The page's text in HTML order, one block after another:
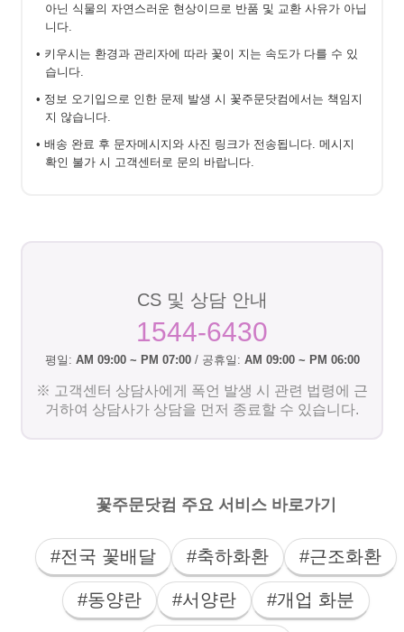
아닌 식물의 자연스러운 현상이므로 반품 및 교환 사유가 아닙
니다.
• 키우시는 환경과 관리자에 따라 꽃이 지는 속도가 다를 수 있
습니다.
• 정보 오기입으로 인한 문제 발생 시 꽃주문닷컴에서는 책임지
지 않습니다.
• 배송 완료 후 문자메시지와 사진 링크가 전송됩니다. 메시지
확인 불가 시 고객센터로 문의 바랍니다.
CS 및 상담 안내
1544-6430
평일: AM 09:00 ~ PM 07:00 / 공휴일: AM 09:00 ~ PM 06:00
※ 고객센터 상담사에게 폭언 발생 시 관련 법령에 근
거하여 상담사가 상담을 먼저 종료할 수 있습니다.
꽃주문닷컴 주요 서비스 바로가기
#전국 꽃배달 #축하화환 #근조화환
#동양란 #서양란 #개업 화분